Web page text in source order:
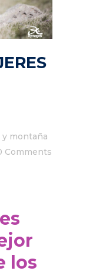
montaña
Comments
los